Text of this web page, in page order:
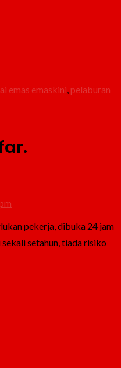
emas emaskini, pelaburan
pekerja, dibuka 24 jam
setahun, tiada risiko